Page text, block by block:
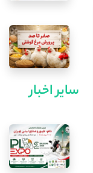
سایر اخبار